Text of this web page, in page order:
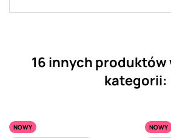
16 innych produktów
kategorii:
NOWY
NOWY